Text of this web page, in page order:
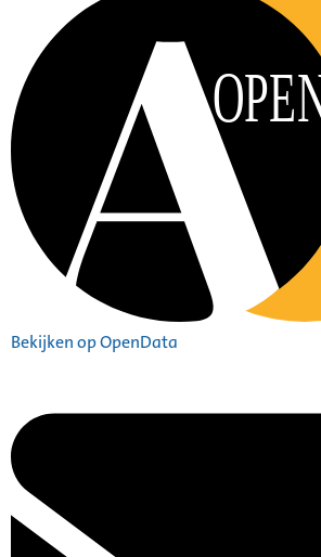
Bekijken op OpenData